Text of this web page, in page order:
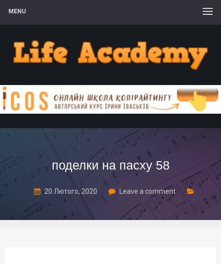
MENU
поделки на пасху 58
20 Лютого, 2020 Leave a comment